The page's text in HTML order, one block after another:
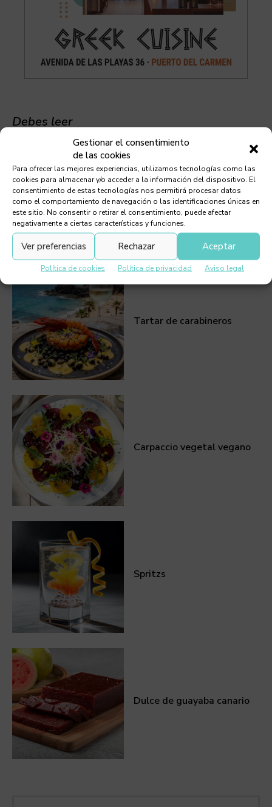
Gestionar el consentimiento
de las cookies
Para ofrecer las mejores experiencias, utilizamos tecnologías como las
cookies para almacenar y/o acceder a la información del dispositivo. El
consentimiento de estas tecnologías nos permitirá procesar datos
como el comportamiento de navegación o las identificaciones únicas en
este sitio. No consentir o retirar el consentimiento, puede afectar
negativamente a ciertas características y funciones.
Aceptar
Rechazar
Ver preferencias
Política de cookies Política de privacidad Aviso legal
Debes leer
Chef Orlando Ortega
Tartar de carabineros
Carpaccio vegetal vegano
Spritzs
Dulce de guayaba canario